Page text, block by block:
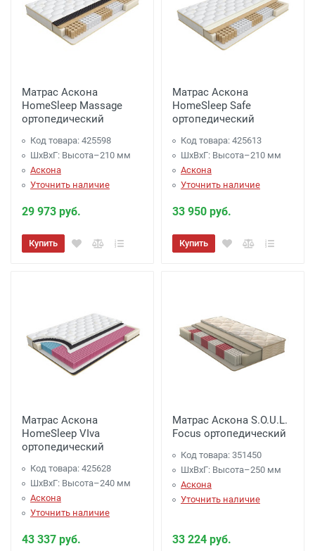
Матрас Аскона
HomeSleep Massage
ортопедический
Код товара: 425598
ШхВхГ: Высота–210 мм
Аскона
Уточнить наличие
29 973 руб.
Купить
Матрас Аскона
HomeSleep Safe
ортопедический
Код товара: 425613
ШхВхГ: Высота–210 мм
Аскона
Уточнить наличие
33 950 руб.
Купить
Матрас Аскона
HomeSleep VIva
ортопедический
Код товара: 425628
ШхВхГ: Высота–240 мм
Аскона
Уточнить наличие
43 337 руб.
Матрас Аскона S.O.U.L.
Focus ортопедический
Код товара: 351450
ШхВхГ: Высота–250 мм
Аскона
Уточнить наличие
33 224 руб.